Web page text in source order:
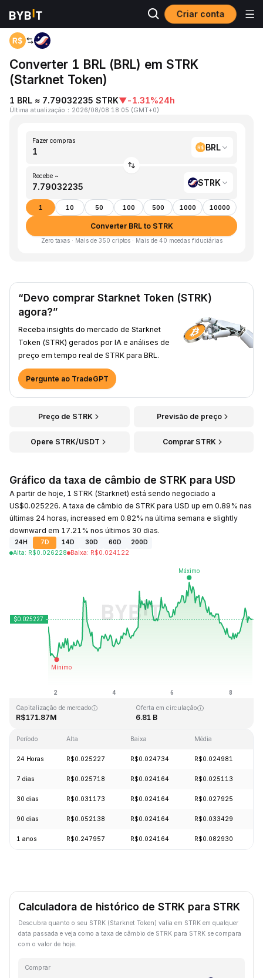
Criar conta
Página inicial
Converter 1 BRL (BRL) em STRK
(Starknet Token)
1 BRL ≈ 7.79032235 STRK▼-1.31%24h
Última atualização ： 2026/08/08 18:05 (GMT+0)
Fazer compras
BRL
Recebe ~
STRK
1 10 50 100 500 1000 10000
Converter BRL to STRK
Zero taxas · Mais de 350 criptos · Mais de 40 moedas fiduciárias
“Devo comprar Starknet Token (STRK)
agora?”
Receba insights do mercado de Starknet
Token (STRK) gerados por IA e análises de
preço em tempo real de STRK para BRL.
Pergunte ao TradeGPT
Preço de STRK Previsão de preço
Opere STRK/USDT Comprar STRK
Gráfico da taxa de câmbio de STRK para USD
A partir de hoje, 1 STRK (Starknet) está sendo negociado a
US$0.025226. A taxa de câmbio de STRK para USD up em 0.89% nas
últimas 24 horas, increased em 0.82% na última semana e slightly
downward em 17.21% nos últimos 30 dias.
24H 7D 14D 30D 60D
200D
Alta: R$0.026228 Baixa: R$0.024122
Última atualização: 2026-08-08, 18:05 GMT+0
R$0.023949
Capitalização de mercado
R$171.87M
Oferta em circulação
6.81 B
Período Alta Baixa Média
24 Horas R$0.025227 R$0.024734 R$0.024981
7 dias R$0.025718 R$0.024164 R$0.025113
30 dias R$0.031173 R$0.024164 R$0.027925
90 dias R$0.052138 R$0.024164 R$0.033429
1 anos R$0.247957 R$0.024164 R$0.082930
Calculadora de histórico de STRK para STRK
Descubra quanto o seu STRK (Starknet Token) valia em STRK em qualquer
data passada e veja como a taxa de câmbio de STRK para STRK se compara
com o valor de hoje.
Comprar